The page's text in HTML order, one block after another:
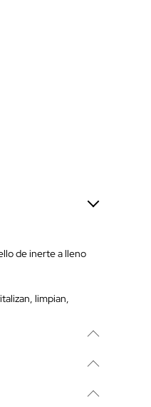
de inerte a lleno
limpian,